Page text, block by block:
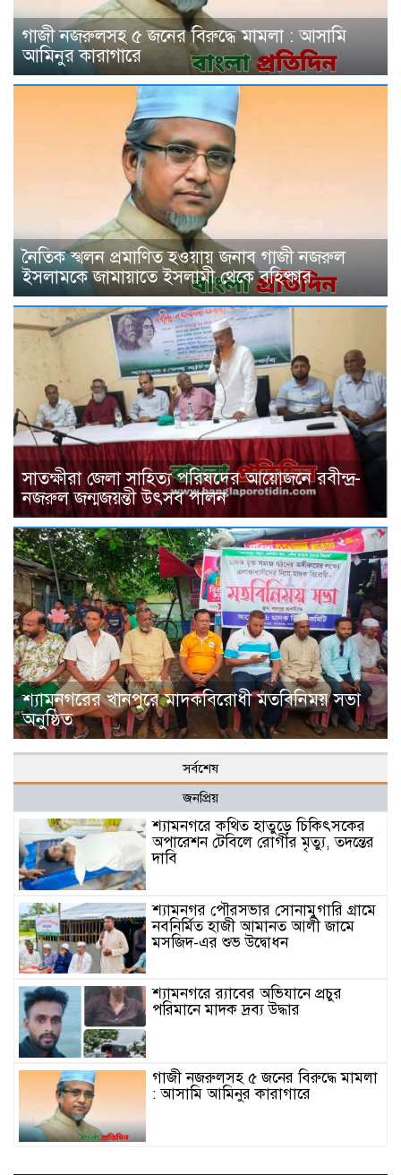
গাজী নজরুলসহ ৫ জনের বিরুদ্ধে মামলা : আসামি
আমিনুর কারাগারে
নৈতিক স্খলন প্রমাণিত হওয়ায় জনাব গাজী নজরুল
ইসলামকে জামায়াতে ইসলামী থেকে বহিষ্কার
সাতক্ষীরা জেলা সাহিত্য পরিষদের আয়োজনে রবীন্দ্র-
নজরুল জন্মজয়ন্তী উৎসব পালন
শ্যামনগরের খানপুরে মাদকবিরোধী মতবিনিময় সভা
অনুষ্ঠিত
সর্বশেষ
জনপ্রিয়
শ্যামনগরে কথিত হাতুড়ে চিকিৎসকের
অপারেশন টেবিলে রোগীর মৃত্যু, তদন্তের
দাবি
শ্যামনগর পৌরসভার সোনামুগারি গ্রামে
নবনির্মিত হাজী আমানত আলী জামে
মসজিদ-এর শুভ উদ্বোধন
শ্যামনগরে র‍্যাবের অভিযানে প্রচুর
পরিমানে মাদক দ্রব্য উদ্ধার
গাজী নজরুলসহ ৫ জনের বিরুদ্ধে মামলা
: আসামি আমিনুর কারাগারে